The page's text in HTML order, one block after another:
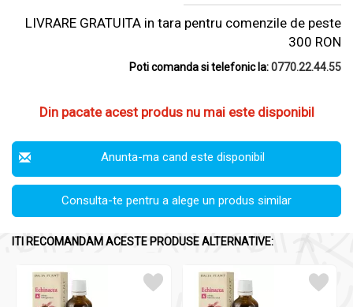
LIVRARE GRATUITA in tara pentru comenzile de peste
300 RON
Poti comanda si telefonic la:0770.22.44.55
Din pacate acest produs nu mai este disponibil
Anunta-ma cand este disponibil
Consulta-te pentru a alege un produs similar
ITI RECOMANDAM ACESTE PRODUSE ALTERNATIVE: